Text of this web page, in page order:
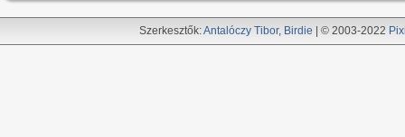
Szerkesztők:Antalóczy Tibor, Birdie | © 2003-2022